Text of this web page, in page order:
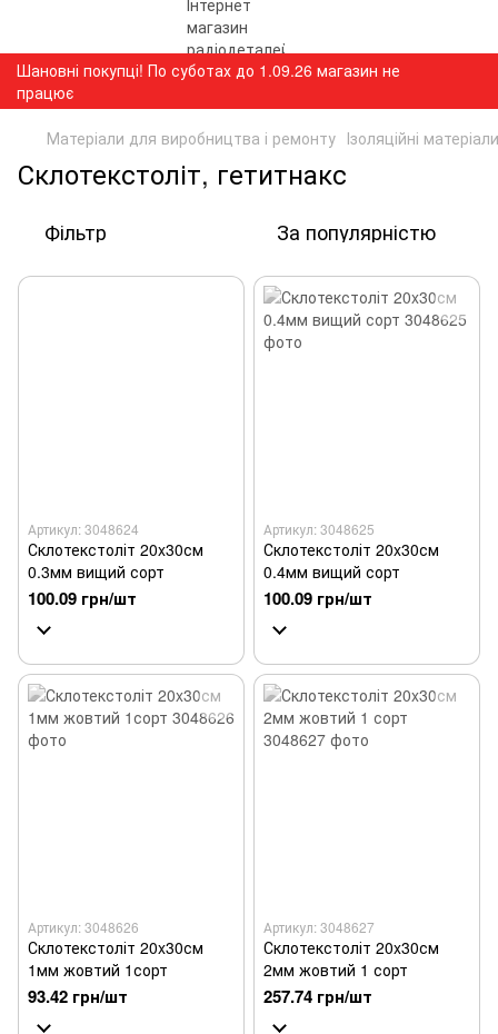
Шановні покупці! По суботах до 1.09.26 магазин не
працює
Матеріали для виробництва і ремонту Ізоляційні матеріали
Склотекстоліт, гетитнакс
Фільтр За популярністю
Артикул: 3048624
Склотекстоліт 20x30см
0.3мм вищий сорт
100.09 грн/шт
Артикул: 3048625
Склотекстоліт 20x30см
0.4мм вищий сорт
100.09 грн/шт
Артикул: 3048626
Склотекстоліт 20x30см
1мм жовтий 1сорт
93.42 грн/шт
Артикул: 3048627
Склотекстоліт 20x30см
2мм жовтий 1 сорт
257.74 грн/шт